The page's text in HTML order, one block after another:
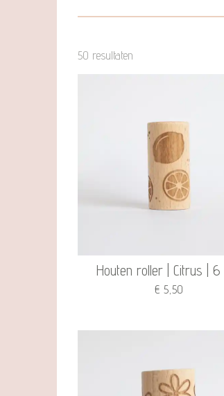
50 resultaten
Houten roller | Citrus |
€ 5,50